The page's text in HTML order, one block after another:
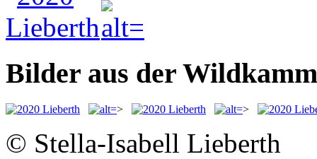
Bilder aus der
> >
© Stella-Isabell Lieberth